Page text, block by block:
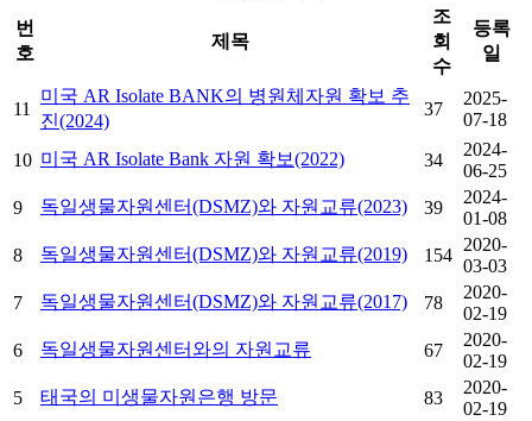
번
호
제목
조
회
수
등록
일
11
미국 AR Isolate BANK의 병원체자원 확보 추
진(2024)
37
2025-
07-18
10 미국 AR Isolate Bank 자원 확보(2022) 34
2024-
06-25
9
독일생물자원센터(DSMZ)와 자원교류(2023) 39
2024-
01-08
8
독일생물자원센터(DSMZ)와 자원교류(2019) 154
2020-
03-03
7
독일생물자원센터(DSMZ)와 자원교류(2017) 78
2020-
02-19
6
독일생물자원센터와의 자원교류 67
2020-
02-19
5
태국의 미생물자원은행 방문 83
2020-
02-19